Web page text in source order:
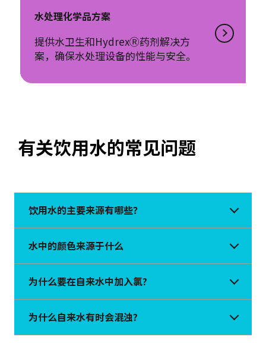
水处理化学品方案
提供水卫生和HydrexⓇ药剂解决方
案，确保水处理设备的性能与安全。
有关饮用水的常见问题
饮用水的主要来源有哪些？
水中的颜色来源于什么
为什么要在自来水中加入氯?
为什么自来水有时会混浊?